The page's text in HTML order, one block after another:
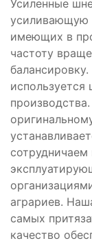
Усиленные
усиливающую
имеющих в
частоту
используется
сотрудничаем
аграриев.
самых
качество